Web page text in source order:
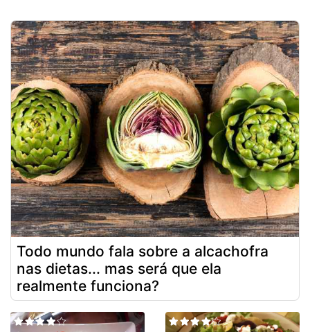
Todo mundo fala sobre a alcachofra
nas dietas... mas será que ela
realmente funciona?